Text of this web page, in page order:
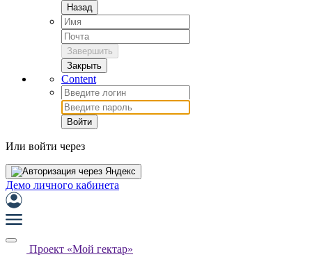
Назад
Завершить
Закрыть
Content
Войти
Или войти через
Демо личного кабинета
Проект «Мой гектар»